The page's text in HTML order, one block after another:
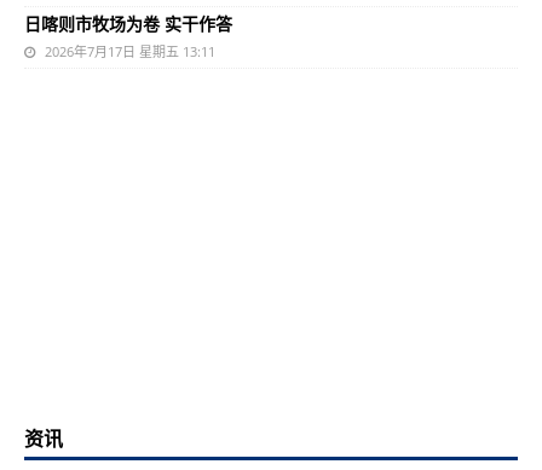
日喀则市牧场为卷 实干作答
2026年7月17日 星期五 13:11
资讯